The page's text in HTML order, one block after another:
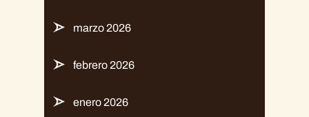
marzo 2026
febrero 2026
enero 2026